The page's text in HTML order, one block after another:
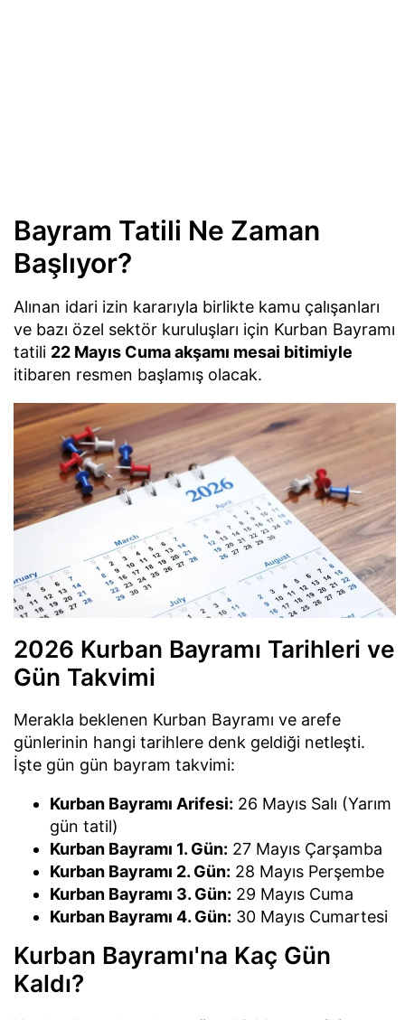
Bayram Tatili Ne Zaman
Başlıyor?
Alınan idari izin kararıyla birlikte kamu çalışanları
ve bazı özel sektör kuruluşları için Kurban Bayramı
tatili 22 Mayıs Cuma akşamı mesai bitimiyle
itibaren resmen başlamış olacak.
2026 Kurban Bayramı Tarihleri ve
Gün Takvimi
Merakla beklenen Kurban Bayramı ve arefe
günlerinin hangi tarihlere denk geldiği netleşti.
İşte gün gün bayram takvimi:
Kurban Bayramı Arifesi: 26 Mayıs Salı (Yarım
gün tatil)
Kurban Bayramı 1. Gün: 27 Mayıs Çarşamba
Kurban Bayramı 2. Gün: 28 Mayıs Perşembe
Kurban Bayramı 3. Gün: 29 Mayıs Cuma
Kurban Bayramı 4. Gün: 30 Mayıs Cumartesi
Kurban Bayramı'na Kaç Gün
Kaldı?